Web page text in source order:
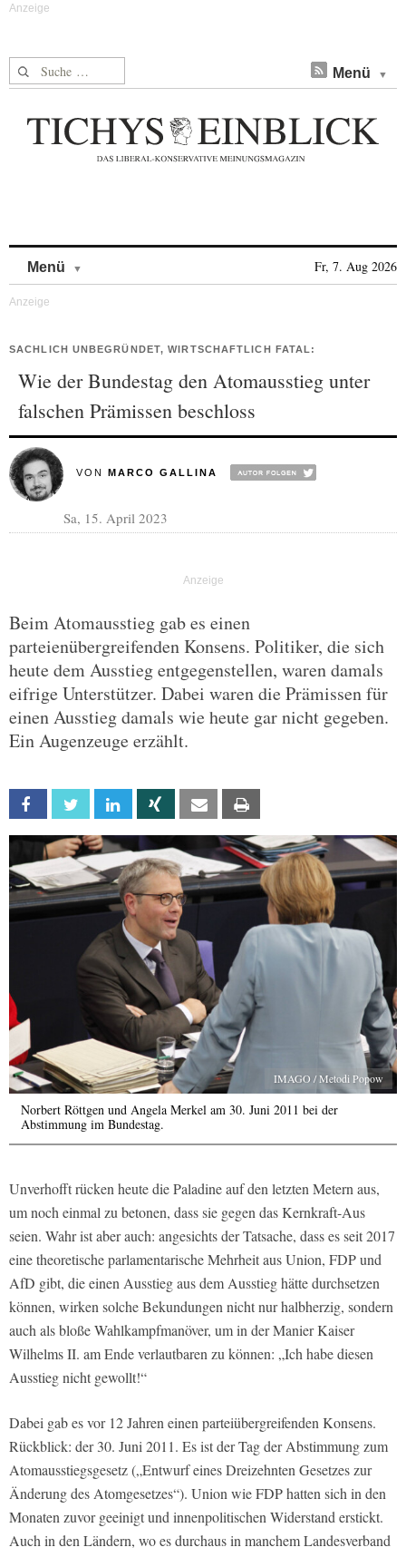
Suche nach: Menü
Menü Fr, 7. Aug 2026
SACHLICH UNBEGRÜNDET, WIRTSCHAFTLICH FATAL:
Wie der Bundestag den Atomausstieg unter
falschen Prämissen beschloss
VON MARCO GALLINA
Sa, 15. April 2023
Beim Atomausstieg gab es einen
parteienübergreifenden Konsens. Politiker, die sich
heute dem Ausstieg entgegenstellen, waren damals
eifrige Unterstützer. Dabei waren die Prämissen für
einen Ausstieg damals wie heute gar nicht gegeben.
Ein Augenzeuge erzählt.
Facebook Twitter Linkedin Xing Email
IMAGO / Metodi Popow
Norbert Röttgen und Angela Merkel am 30. Juni 2011 bei der
Abstimmung im Bundestag.
Unverhofft rücken heute die Paladine auf den letzten Metern aus,
um noch einmal zu betonen, dass sie gegen das Kernkraft-Aus
seien. Wahr ist aber auch: angesichts der Tatsache, dass es seit 2017
eine theoretische parlamentarische Mehrheit aus Union, FDP und
AfD gibt, die einen Ausstieg aus dem Ausstieg hätte durchsetzen
können, wirken solche Bekundungen nicht nur halbherzig, sondern
auch als bloße Wahlkampfmanöver, um in der Manier Kaiser
Wilhelms II. am Ende verlautbaren zu können: „Ich habe diesen
Ausstieg nicht gewollt!“
Dabei gab es vor 12 Jahren einen parteiübergreifenden Konsens.
Rückblick: der 30. Juni 2011. Es ist der Tag der Abstimmung zum
Atomausstiegsgesetz („Entwurf eines Dreizehnten Gesetzes zur
Änderung des Atomgesetzes“). Union wie FDP hatten sich in den
Monaten zuvor geeinigt und innenpolitischen Widerstand erstickt.
Auch in den Ländern, wo es durchaus in manchem Landesverband